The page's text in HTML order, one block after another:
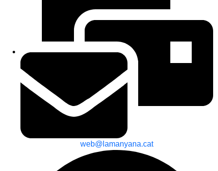
web@lamanyana.cat